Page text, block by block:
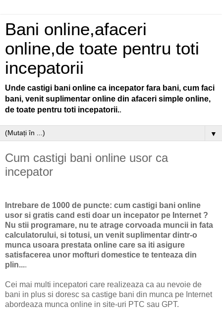
Bani online,afaceri
online,de toate pentru toti
incepatorii
Unde castigi bani online ca incepator fara bani, cum faci
bani, venit suplimentar online din afaceri simple online,
de toate pentru toti incepatorii..
▼
Cum castigi bani online usor ca
incepator
Intrebare de 1000 de puncte: cum castigi bani online
usor si gratis cand esti doar un incepator pe Internet ?
Nu stii programare, nu te atrage corvoada muncii in fata
calculatorului, si totusi, un venit suplimentar dintr-o
munca usoara prestata online care sa iti asigure
satisfacerea unor mofturi domestice te tenteaza din
plin....
Cei mai multi incepatori care realizeaza ca au nevoie de
bani in plus si doresc sa castige bani din munca pe Internet
abordeaza munca online in site-uri PTC sau GPT.